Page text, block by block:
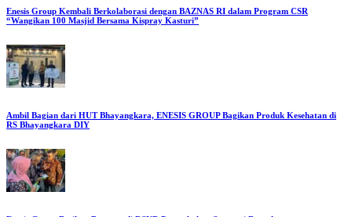
Enesis Group Kembali Berkolaborasi dengan BAZNAS RI dalam Program CSR
“Wangikan 100 Masjid Bersama Kispray Kasturi”
Ambil Bagian dari HUT Bhayangkara, ENESIS GROUP Bagikan Produk Kesehatan di
RS Bhayangkara DIY